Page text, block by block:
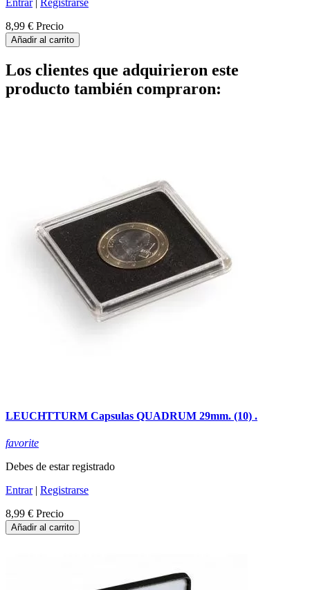
Entrar| Registrarse
8,99 € Precio
Añadir al carrito
Los clientes que adquirieron este
producto también compraron:
LEUCHTTURM Capsulas QUADRUM 29mm. (10) .
favorite
Debes de estar registrado
Entrar| Registrarse
8,99 € Precio
Añadir al carrito